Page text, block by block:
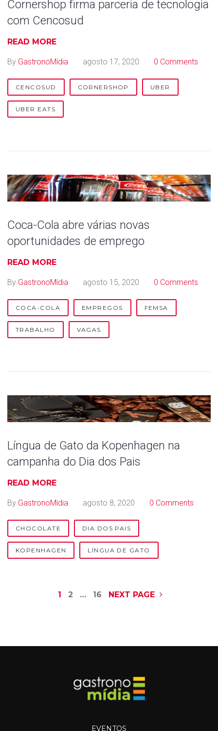
Cornershop firma parceria de tecnologia
com Cencosud
READ MORE
By GastronoMídia agosto 17, 2020 0 Comments
CENCOSUD CORNERSHOP UBER
UBER EATS
Coca-Cola abre várias novas
oportunidades de emprego
READ MORE
By GastronoMídia agosto 15, 2020 0 Comments
COCA-COLA EMPREGOS FEMSA
TRABALHO VAGAS
Língua de Gato da Kopenhagen na
campanha do Dia dos Pais
READ MORE
By GastronoMídia agosto 8, 2020 0 Comments
CHOCOLATE DIA DOS PAIS
KOPENHAGEN LÍNGUA DE GATO
1 2 … 16 NEXT PAGE
EVENTOS